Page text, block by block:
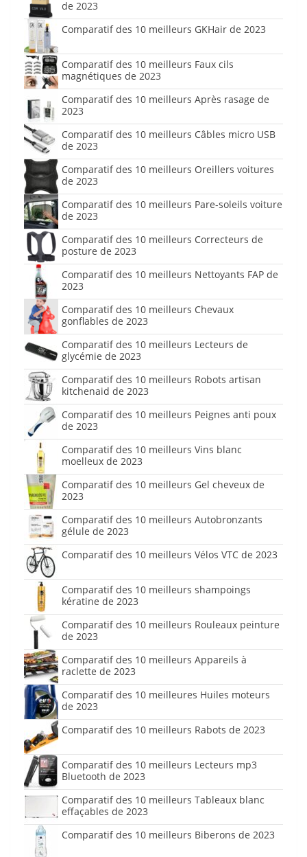
de 2023
Comparatif des 10 meilleurs GKHair de 2023
Comparatif des 10 meilleurs Faux cils
magnétiques de 2023
Comparatif des 10 meilleurs Après rasage de
2023
Comparatif des 10 meilleurs Câbles micro USB
de 2023
Comparatif des 10 meilleurs Oreillers voitures
de 2023
Comparatif des 10 meilleurs Pare-soleils voiture
de 2023
Comparatif des 10 meilleurs Correcteurs de
posture de 2023
Comparatif des 10 meilleurs Nettoyants FAP de
2023
Comparatif des 10 meilleurs Chevaux
gonflables de 2023
Comparatif des 10 meilleurs Lecteurs de
glycémie de 2023
Comparatif des 10 meilleurs Robots artisan
kitchenaid de 2023
Comparatif des 10 meilleurs Peignes anti poux
de 2023
Comparatif des 10 meilleurs Vins blanc
moelleux de 2023
Comparatif des 10 meilleurs Gel cheveux de
2023
Comparatif des 10 meilleurs Autobronzants
gélule de 2023
Comparatif des 10 meilleurs Vélos VTC de 2023
Comparatif des 10 meilleurs shampoings
kératine de 2023
Comparatif des 10 meilleurs Rouleaux peinture
de 2023
Comparatif des 10 meilleurs Appareils à
raclette de 2023
Comparatif des 10 meilleures Huiles moteurs
de 2023
Comparatif des 10 meilleurs Rabots de 2023
Comparatif des 10 meilleurs Lecteurs mp3
Bluetooth de 2023
Comparatif des 10 meilleurs Tableaux blanc
effaçables de 2023
Comparatif des 10 meilleurs Biberons de 2023